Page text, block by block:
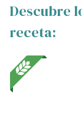
Descubre
receta: